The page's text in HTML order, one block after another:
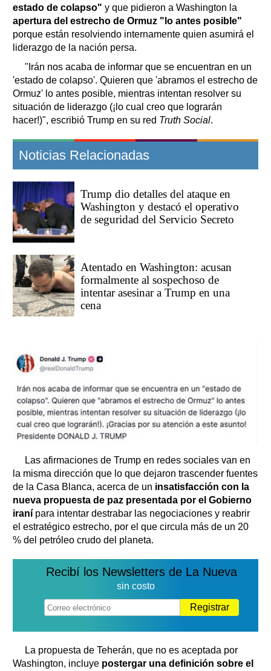
Datos Útiles
Fúnebres
Edictos
estado de colapso" y que pidieron a Washington la
apertura del estrecho de Ormuz "lo antes posible"
porque están resolviendo internamente quien asumirá el
liderazgo de la nación persa.
"Irán nos acaba de informar que se encuentran en un
'estado de colapso'. Quieren que 'abramos el estrecho de
Ormuz' lo antes posible, mientras intentan resolver su
situación de liderazgo (¡lo cual creo que lograrán
hacer!)", escribió Trump en su red Truth Social.
Noticias Relacionadas
Trump dio detalles del ataque en
Washington y destacó el operativo
de seguridad del Servicio Secreto
Atentado en Washington: acusan
formalmente al sospechoso de
intentar asesinar a Trump en una
cena
Las afirmaciones de Trump en redes sociales van en
la misma dirección que lo que dejaron trascender fuentes
de la Casa Blanca, acerca de un insatisfacción con la
nueva propuesta de paz presentada por el Gobierno
iraní para intentar destrabar las negociaciones y reabrir
el estratégico estrecho, por el que circula más de un 20
% del petróleo crudo del planeta.
Recibí los Newsletters de La Nueva
sin costo
Registrar
La propuesta de Teherán, que no es aceptada por
Washington, incluye postergar una definición sobre el